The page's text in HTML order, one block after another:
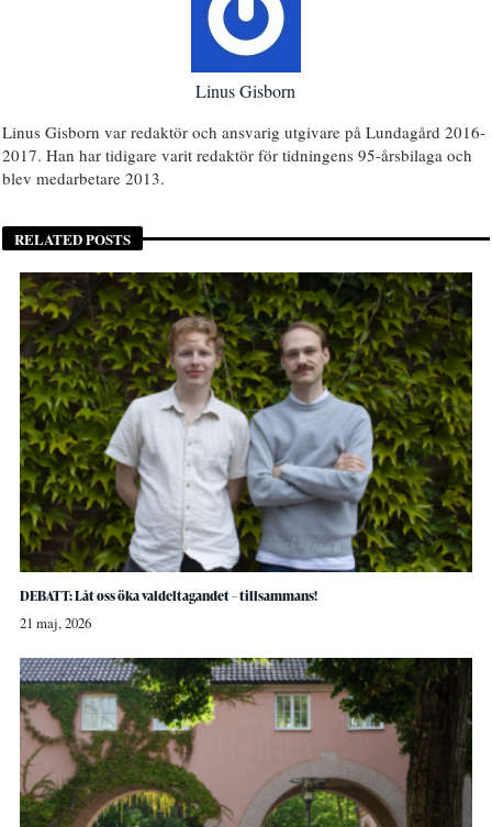
Linus Gisborn
Linus Gisborn var redaktör och ansvarig utgivare på Lundagård 2016-
2017. Han har tidigare varit redaktör för tidningens 95-årsbilaga och
blev medarbetare 2013.
RELATED POSTS
DEBATT: Låt oss öka valdeltagandet – tillsammans!
21 maj, 2026